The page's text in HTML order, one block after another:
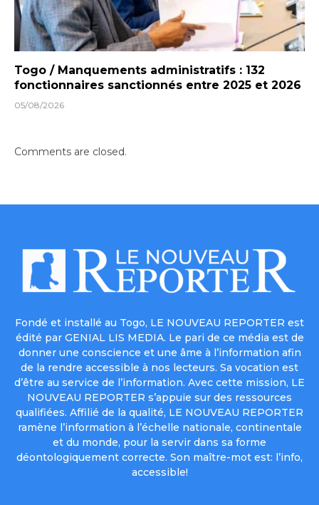
Togo / Manquements administratifs : 132
fonctionnaires sanctionnés entre 2025 et 2026
05/08/2026
Comments are closed.
Fondé et installé au Togo, LE NOUVEAU REPORTER est
édité par GENIAL LIS MEDIA. Le pari de ce média est de
donner une conscience et une âme à l’information afin
de la rendre accessible à nos lecteurs. Sa vocation est
d’être au service de l’information. Avec cette mission, LE
NOUVEAU REPORTER s’appuie sur des ressources
qualifiées. Affilié de la qualité, LE NOUVEAU REPORTER
ramène l’information à l’échelle nationale, continentale
et du monde, pour la servir dans sa forme
déontologiquement correcte. Son maître-mot est: l’info,
accessible!